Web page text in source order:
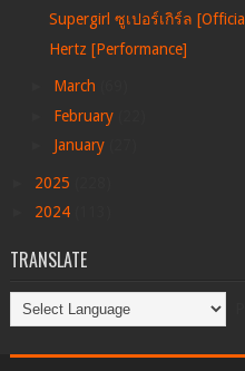
Supergirl ซูเปอร์เกิร์ล
Hertz [Performance]
March
February
January
2025
2024
TRANSLATE